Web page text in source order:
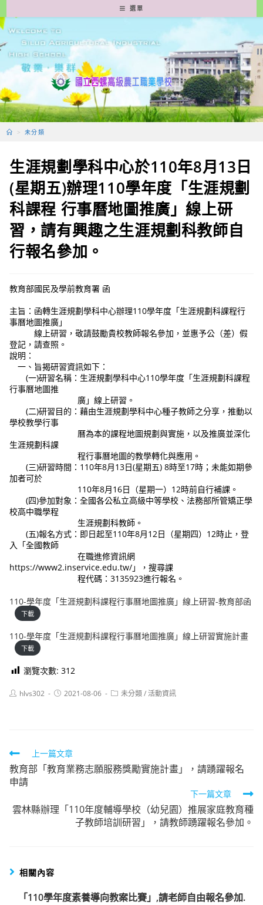
轉
至
要
容
選單
> 未分類
生涯規劃學科中心於110年8月13日
(星期五)辦理110學年度「生涯規劃
科課程 行事曆地圖推廣」線上研
習，請有興趣之生涯規劃科教師自
行報名參加。
教育部國民及學前教育署 函
主旨：函轉生涯規劃學科中心辦理110學年度「生涯規劃科課程行
事曆地圖推廣」
線上研習，敬請鼓勵貴校教師報名參加，並惠予公（差）假
登記，請查照。
說明：
一、旨揭研習資訊如下：
(一)研習名稱：生涯規劃學科中心110學年度「生涯規劃科課程
行事曆地圖推
廣」線上研習。
(二)研習目的：藉由生涯規劃學科中心種子教師之分享，推動以
學校教學行事
曆為本的課程地圖規劃與實施，以及推廣並深化
生涯規劃科課
程行事曆地圖的教學轉化與應用。
(三)研習時間：110年8月13日(星期五) 8時至17時；未能如期參
加者可於
110年8月16日（星期一）12時前自行補課。
(四)參加對象：全國各公私立高級中等學校、法務部所管矯正學
校高中職學程
生涯規劃科教師。
(五)報名方式：即日起至110年8月12日（星期四）12時止，登
入「全國教師
在職進修資訊網
https://www2.inservice.edu.tw/」，搜尋課
程代碼：3135923進行報名。
110-學年度「生涯規劃科課程行事曆地圖推廣」線上研習-教育部函
下載
110-學年度「生涯規劃科課程行事曆地圖推廣」線上研習實施計畫
下載
瀏覽次數: 312
Posthlvs302
Post2021-08-06
Post未分類/活動資訊
Read
more
articles
上一篇文章
教育部「教育業務志願服務獎勵實施計畫」，請踴躍報名
申請
下一篇文章
雲林縣辦理「110年度輔導學校（幼兒園）推展家庭教育種
子教師培訓研習」，請教師踴躍報名參加。
相關內容
「110學年度素養導向教案比賽」,請老師自由報名參加.